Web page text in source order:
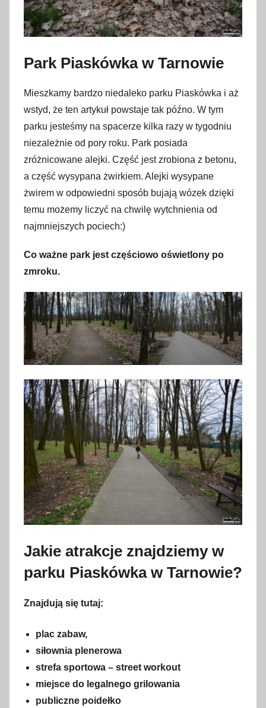
Park Piaskówka w Tarnowie
Mieszkamy bardzo niedaleko parku Piaskówka i aż
wstyd, że ten artykuł powstaje tak późno. W tym
parku jesteśmy na spacerze kilka razy w tygodniu
niezależnie od pory roku. Park posiada
zróżnicowane alejki. Część jest zrobiona z betonu,
a część wysypana żwirkiem. Alejki wysypane
żwirem w odpowiedni sposób bujają wózek dzięki
temu możemy liczyć na chwilę wytchnienia od
najmniejszych pociech:)
Co ważne park jest częściowo oświetlony po
zmroku.
Jakie atrakcje znajdziemy w
parku Piaskówka w Tarnowie?
Znajdują się tutaj:
plac zabaw,
siłownia plenerowa
strefa sportowa – street workout
miejsce do legalnego grilowania
publiczne poidełko